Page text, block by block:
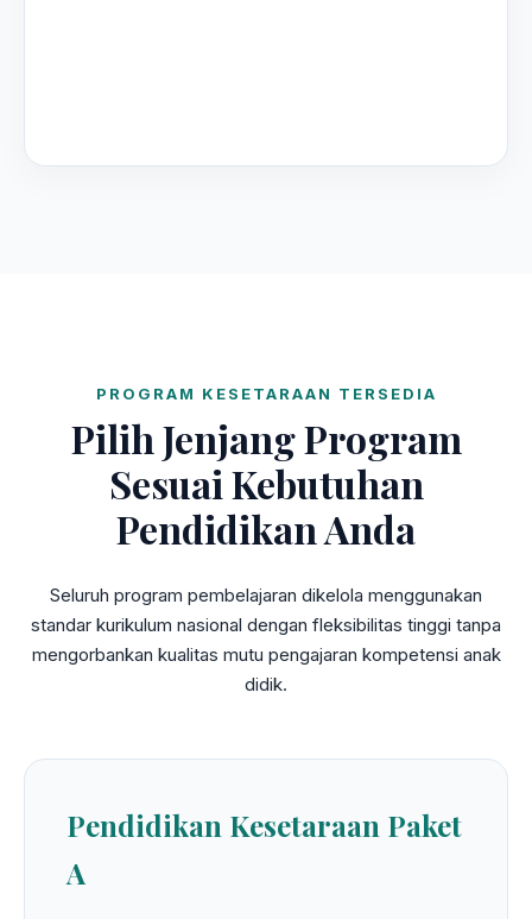
PROGRAM KESETARAAN TERSEDIA
Pilih Jenjang Program
Sesuai Kebutuhan
Pendidikan Anda
Seluruh program pembelajaran dikelola menggunakan
standar kurikulum nasional dengan fleksibilitas tinggi tanpa
mengorbankan kualitas mutu pengajaran kompetensi anak
didik.
Pendidikan Kesetaraan Paket
A